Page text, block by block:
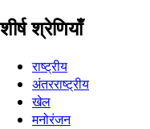
शीर्ष श्रेणियाँ
राष्ट्रीय
अंतरराष्ट्रीय
खेल
मनोरंजन